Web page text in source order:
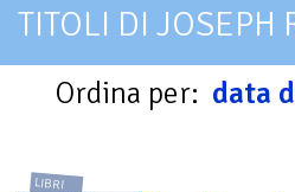
TITOLI DI JOSEPH
Ordina per: data
LIBRI